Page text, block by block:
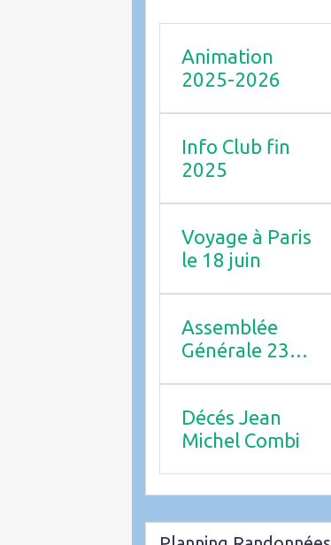
Animation
2025-2026
Info Club fin
2025
Voyage à Paris
le 18 juin
Assemblée
Générale 23
Décés Jean
Michel Combi